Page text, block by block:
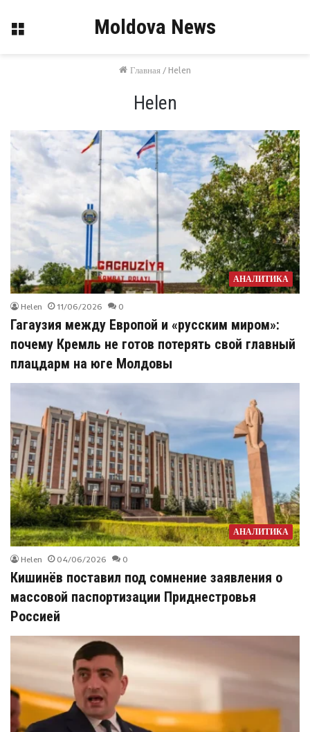
Меню Moldova News
Главная /Helen
Helen
АНАЛИТИКА
Helen 11/06/2026 0
Гагаузия между Европой и «русским миром»:
почему Кремль не готов потерять свой главный
плацдарм на юге Молдовы
АНАЛИТИКА
Helen 04/06/2026 0
Кишинёв поставил под сомнение заявления о
массовой паспортизации Приднестровья
Россией